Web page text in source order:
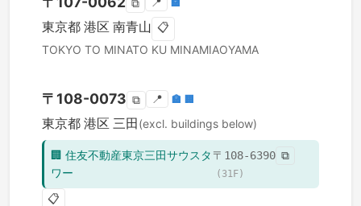
⧉ 🏣
東京都 港区 南青山 📋
TOKYO TO MINATO KU MINAMIAOYAMA
〒 108-0073 ⧉ 📍 🏣 🏢
東京都 港区 三田(excl. buildings below)
🏢 住友不動産東京三田サウスタ
ワー
〒 108-6390 ⧉
( 31F)
📋